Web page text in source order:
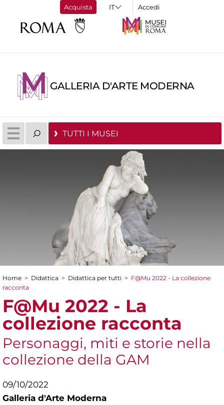
Acquista Accedi
GALLERIA D'ARTE MODERNA
TUTTI I MUSEI
Tu sei qui
Home > Didattica > Didattica per tutti > F@Mu 2022 - La collezione
racconta
F@Mu 2022 - La
collezione racconta
Personaggi, miti e storie nella
collezione della GAM
09/10/2022
Galleria d'Arte Moderna